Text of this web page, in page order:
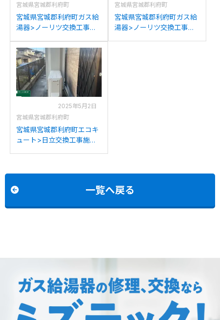
宮城県宮城郡利府町
宮城県宮城郡利府町ガス給
湯器>ノーリツ交換工事施
C2042SAWX-MBからノー
リツGT-C2072SAW BLへ
の交換
宮城県宮城郡利府町
宮城県宮城郡利府町ガス給
湯器>ノーリツ交換工事施
2025年5月2日
宮城県宮城郡利府町
宮城県宮城郡利府町エコキ
ュート>日立交換工事施工
一覧へ戻る